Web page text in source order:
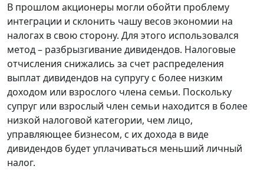
В прошлом акционеры могли обойти проблему
интеграции и склонить чашу весов экономии на
налогах в свою сторону. Для этого использовался
метод – разбрызгивание дивидендов. Налоговые
отчисления снижались за счет распределения
выплат дивидендов на супругу с более низким
доходом или взрослого члена семьи. Поскольку
супруг или взрослый член семьи находится в более
низкой налоговой категории, чем лицо,
управляющее бизнесом, с их дохода в виде
дивидендов будет уплачиваться меньший личный
налог.